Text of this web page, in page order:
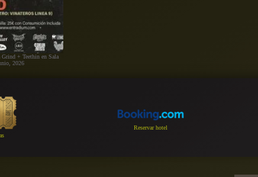
+ Teethin en Sala
2026
Reservar hotel